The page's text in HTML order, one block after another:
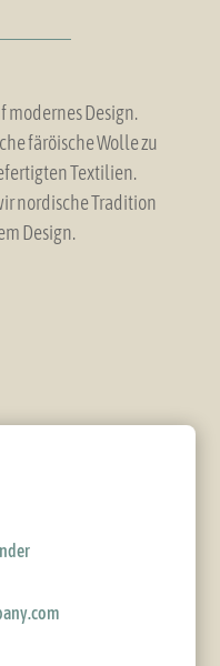
modernes Design.
färöische Wolle zu
Textilien.
nordische Tradition
Design.